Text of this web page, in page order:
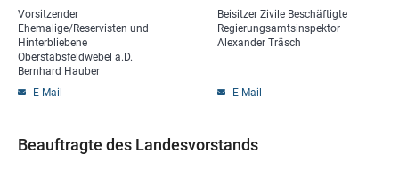
Vorsitzender
Ehemalige/Reservisten und
Hinterbliebene
Oberstabsfeldwebel a.D.
Bernhard Hauber
E-Mail
Beisitzer Zivile Beschäftigte
Regierungsamtsinspektor
Alexander Träsch
E-Mail
Beauftragte des Landesvorstands